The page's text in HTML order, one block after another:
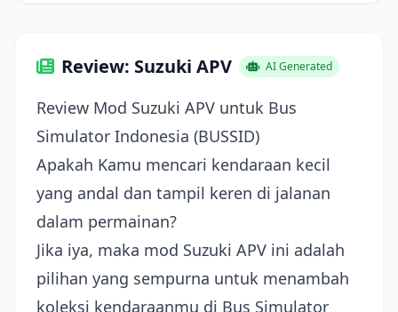
Review: Suzuki APV AI Generated
Review Mod Suzuki APV untuk Bus
Simulator Indonesia (BUSSID)
Apakah Kamu mencari kendaraan kecil
yang andal dan tampil keren di jalanan
dalam permainan?
Jika iya, maka mod Suzuki APV ini adalah
pilihan yang sempurna untuk menambah
koleksi kendaraanmu di Bus Simulator